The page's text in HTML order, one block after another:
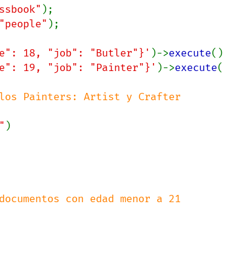
"people" );
18, "job": "Butler"}' )->execute
19, "job": "Painter"}' )->execute
)